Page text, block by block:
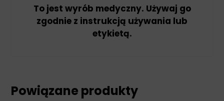
To jest wyrób medyczny. Używaj go
zgodnie z instrukcją używania lub
etykietą.
Powiązane produkty